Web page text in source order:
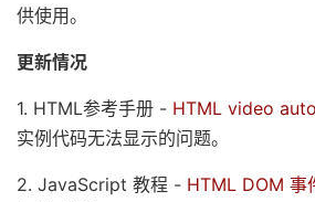
供使用。
更新情况
1. HTML参考手册 - HTML video
实例代码无法显示的问题。
2. JavaScript 教程 - HTML DOM 事